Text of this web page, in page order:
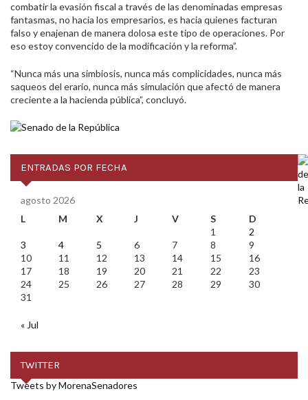
combatir la evasión fiscal a través de las denominadas empresas
fantasmas, no hacia los empresarios, es hacia quienes facturan
falso y enajenan de manera dolosa este tipo de operaciones. Por
eso estoy convencido de la modificación y la reforma”.
“Nunca más una simbiosis, nunca más complicidades, nunca más
saqueos del erario, nunca más simulación que afectó de manera
creciente a la hacienda pública”, concluyó.
ENTRADAS POR FECHA
agosto 2026
L
M X J V S
D
1
2
3
4 5 6 7 8
9
10
11 12 13 14 15
16
17
18 19 20 21 22
23
24
25 26 27 28 29
30
31
« Jul
TWITTER
Tweets by MorenaSenadores